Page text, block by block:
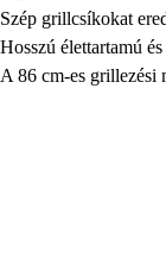
Szép grillcsíkokat
Hosszú élettartamú
A 86 cm-es grillezési